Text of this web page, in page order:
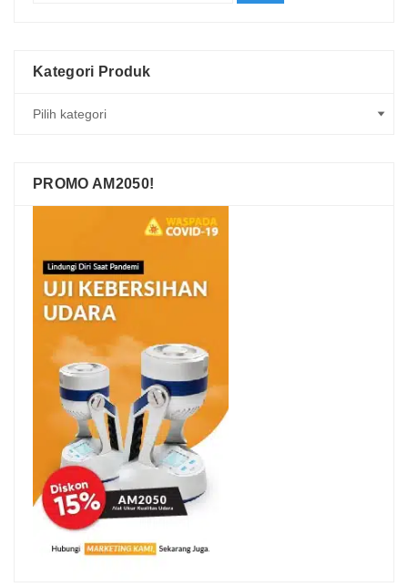
Kategori Produk
PROMO AM2050!